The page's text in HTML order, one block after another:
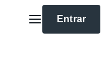
Entrar